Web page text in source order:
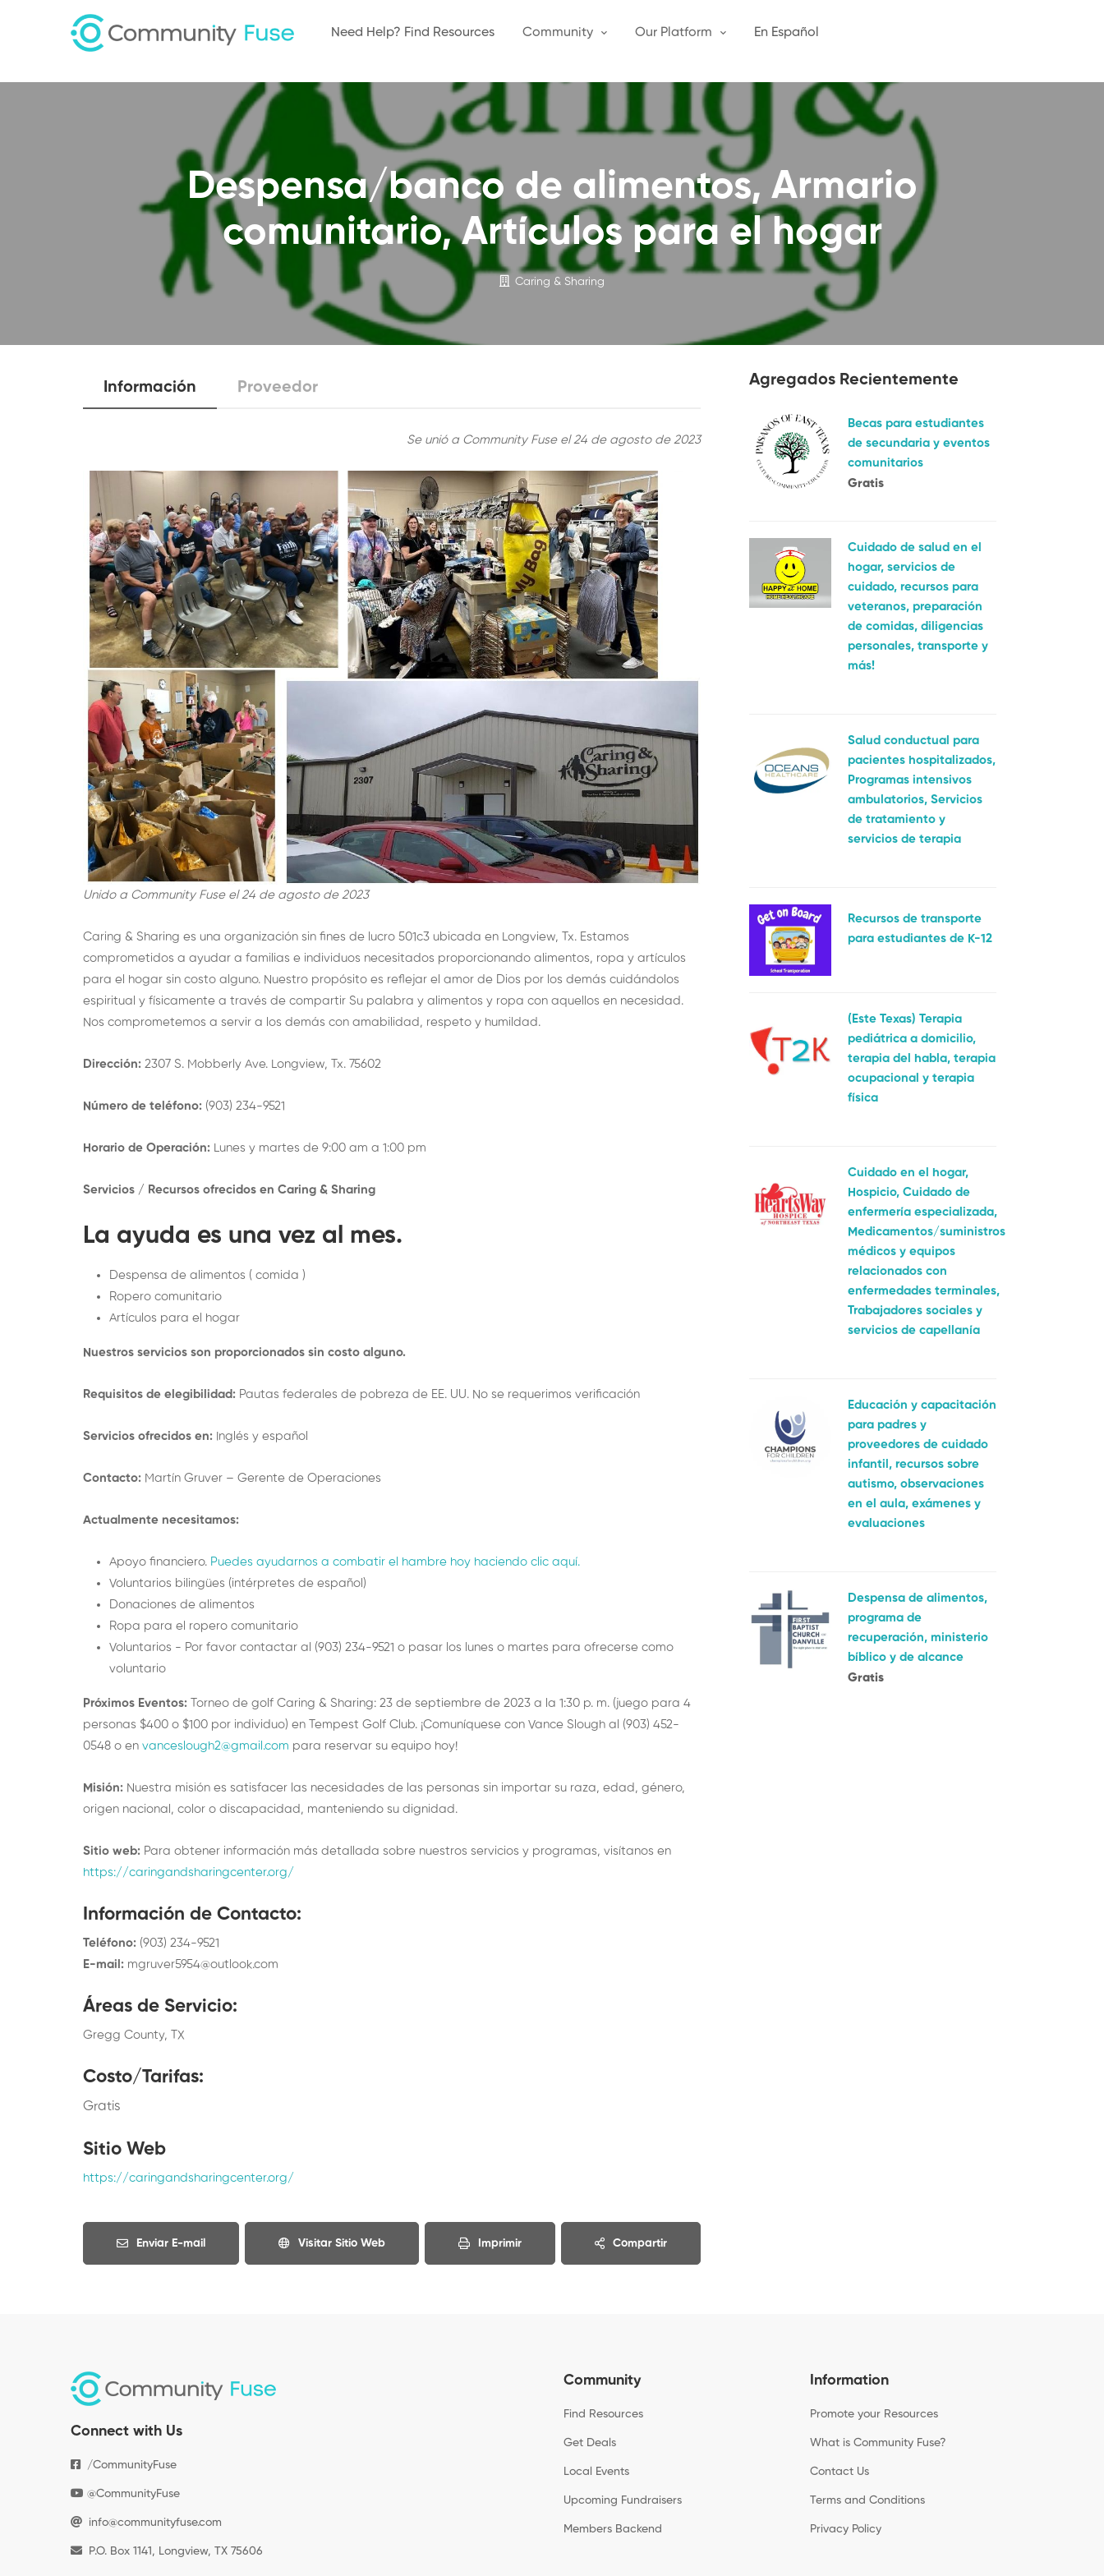
Need Help? Find Resources Community Our Platform En Español
Despensa/banco de alimentos, Armario
comunitario, Artículos para el hogar
Caring & Sharing
Información Proveedor
Se unió a Community Fuse el 24 de agosto de 2023
Unido a Community Fuse el 24 de agosto de 2023
Caring & Sharing es una organización sin fines de lucro 501c3 ubicada en Longview, Tx. Estamos
comprometidos a ayudar a familias e individuos necesitados proporcionando alimentos, ropa y artículos
para el hogar sin costo alguno. Nuestro propósito es reflejar el amor de Dios por los demás cuidándolos
espiritual y físicamente a través de compartir Su palabra y alimentos y ropa con aquellos en necesidad.
Nos comprometemos a servir a los demás con amabilidad, respeto y humildad.
Dirección:2307 S. Mobberly Ave. Longview, Tx. 75602
Número de teléfono:(903) 234-9521
Horario de Operación:Lunes y martes de 9:00 am a 1:00 pm
Servicios / Recursos ofrecidos en Caring & Sharing
La ayuda es una vez al mes.
Despensa de alimentos ( comida )
Ropero comunitario
Artículos para el hogar
Nuestros servicios son proporcionados sin costo alguno.
Requisitos de elegibilidad:Pautas federales de pobreza de EE. UU. No se requerimos verificación
Servicios ofrecidos en:Inglés y español
Contacto:Martín Gruver – Gerente de Operaciones
Actualmente necesitamos:
Apoyo financiero. Puedes ayudarnos a combatir el hambre hoy haciendo clic aquí.
Voluntarios bilingües (intérpretes de español)
Donaciones de alimentos
Ropa para el ropero comunitario
Voluntarios - Por favor contactar al (903) 234-9521 o pasar los lunes o martes para ofrecerse como
voluntario
Próximos Eventos:Torneo de golf Caring & Sharing: 23 de septiembre de 2023 a la 1:30 p. m. (juego para 4
personas $400 o $100 por individuo) en Tempest Golf Club. ¡Comuníquese con Vance Slough al (903) 452-
0548 o en vanceslough2@gmail.com para reservar su equipo hoy!
Misión:Nuestra misión es satisfacer las necesidades de las personas sin importar su raza, edad, género,
origen nacional, color o discapacidad, manteniendo su dignidad.
Sitio web:Para obtener información más detallada sobre nuestros servicios y programas, visítanos en
https://caringandsharingcenter.org/
Información de Contacto:
Teléfono: (903) 234-9521
E-mail : mgruver5954@outlook.com
Áreas de Servicio:
Gregg County, TX
Costo/Tarifas:
Gratis
Sitio Web
https://caringandsharingcenter.org/
Enviar E-mail Visitar Sitio Web Imprimir Compartir
Agregados Recientemente
Becas para estudiantes
de secundaria y eventos
comunitarios
Gratis
Cuidado de salud en el
hogar, servicios de
cuidado, recursos para
veteranos, preparación
de comidas, diligencias
personales, transporte y
más!
Salud conductual para
pacientes hospitalizados,
Programas intensivos
ambulatorios, Servicios
de tratamiento y
servicios de terapia
Recursos de transporte
para estudiantes de K-12
(Este Texas) Terapia
pediátrica a domicilio,
terapia del habla, terapia
ocupacional y terapia
física
Cuidado en el hogar,
Hospicio, Cuidado de
enfermería especializada,
Medicamentos/suministros
médicos y equipos
relacionados con
enfermedades terminales,
Trabajadores sociales y
servicios de capellanía
Educación y capacitación
para padres y
proveedores de cuidado
infantil, recursos sobre
autismo, observaciones
en el aula, exámenes y
evaluaciones
Despensa de alimentos,
programa de
recuperación, ministerio
bíblico y de alcance
Gratis
Connect with Us
/CommunityFuse
@CommunityFuse
info@communityfuse.com
P.O. Box 1141, Longview, TX 75606
Community
Find Resources
Get Deals
Local Events
Upcoming Fundraisers
Members Backend
Information
Promote your Resources
What is Community Fuse?
Contact Us
Terms and Conditions
Privacy Policy